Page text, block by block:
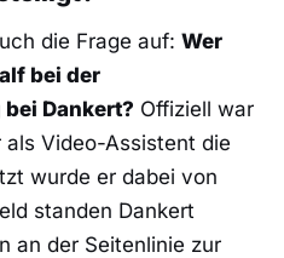
die Frage auf: Wer
bei der
Dankert? Offiziell war
Video-Assistent die
wurde er dabei von
standen Dankert
an der Seitenlinie zur